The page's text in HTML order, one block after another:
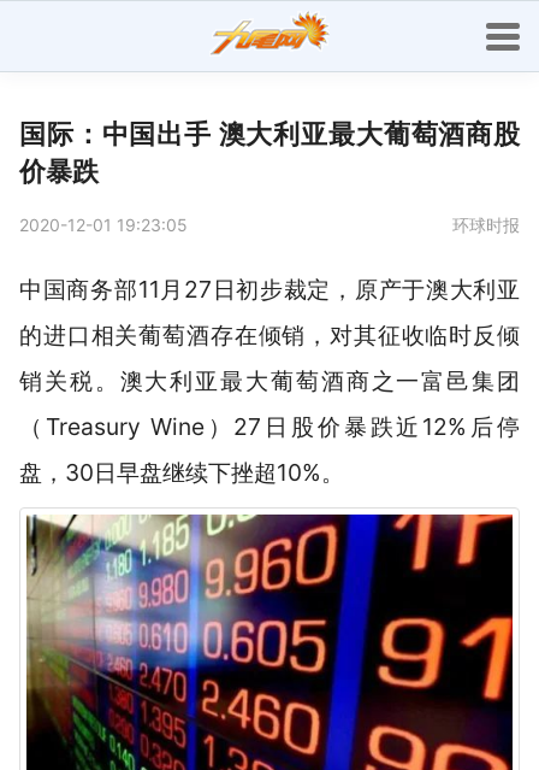
国际：中国出手 澳大利亚最大葡萄酒商股
价暴跌
2020-12-01 19:23:05 环球时报
中国商务部11月27日初步裁定，原产于澳大利亚
的进口相关葡萄酒存在倾销，对其征收临时反倾
销关税。澳大利亚最大葡萄酒商之一富邑集团
（Treasury Wine）27日股价暴跌近12%后停
盘，30日早盘继续下挫超10%。